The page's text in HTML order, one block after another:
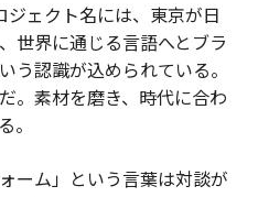
ジェクト名には、東京が日
世界に通じる言語へとブラ
う認識が込められている。
。素材を磨き、時代に合わ
。
ーム」という言葉は対談が